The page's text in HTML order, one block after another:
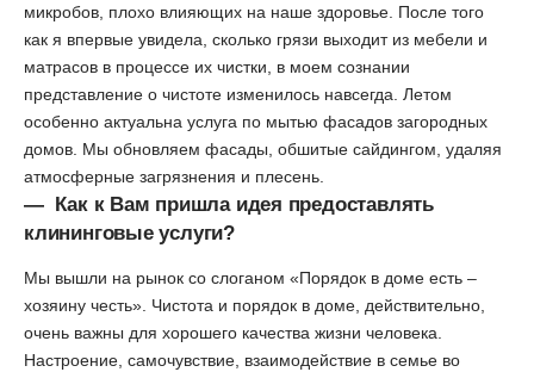
микробов, плохо влияющих на наше здоровье. После того
как я впервые увидела, сколько грязи выходит из мебели и
матрасов в процессе их чистки, в моем сознании
представление о чистоте изменилось навсегда. Летом
особенно актуальна услуга по мытью фасадов загородных
домов. Мы обновляем фасады, обшитые сайдингом, удаляя
атмосферные загрязнения и плесень.
— Как к Вам пришла идея предоставлять
клининговые услуги?
Мы вышли на рынок со слоганом «Порядок в доме есть –
хозяину честь». Чистота и порядок в доме, действительно,
очень важны для хорошего качества жизни человека.
Настроение, самочувствие, взаимодействие в семье во